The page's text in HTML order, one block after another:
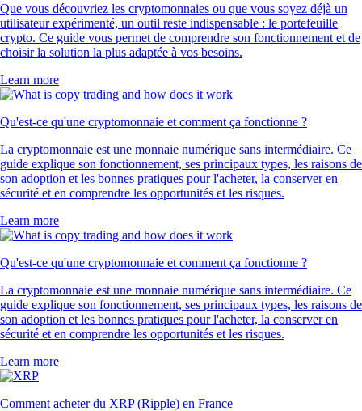
Que vous découvriez les cryptomonnaies ou que vous soyez déjà un
utilisateur expérimenté, un outil reste indispensable : le portefeuille
crypto. Ce guide vous permet de comprendre son fonctionnement et de
choisir la solution la plus adaptée à vos besoins.
Learn more
Qu'est-ce qu'une cryptomonnaie et comment ça fonctionne ?
La cryptomonnaie est une monnaie numérique sans intermédiaire. Ce
guide explique son fonctionnement, ses principaux types, les raisons de
son adoption et les bonnes pratiques pour l'acheter, la conserver en
sécurité et en comprendre les opportunités et les risques.
Learn more
Qu'est-ce qu'une cryptomonnaie et comment ça fonctionne ?
La cryptomonnaie est une monnaie numérique sans intermédiaire. Ce
guide explique son fonctionnement, ses principaux types, les raisons de
son adoption et les bonnes pratiques pour l'acheter, la conserver en
sécurité et en comprendre les opportunités et les risques.
Learn more
Comment acheter du XRP (Ripple) en France